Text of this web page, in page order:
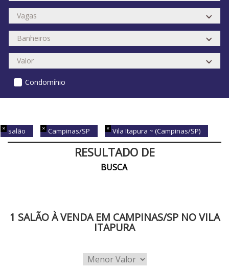
Condomínio
salão Campinas/SP Vila Itapura ~ (Campinas/SP)
RESULTADO DE
BUSCA
1 SALÃO À VENDA EM CAMPINAS/SP NO VILA
ITAPURA